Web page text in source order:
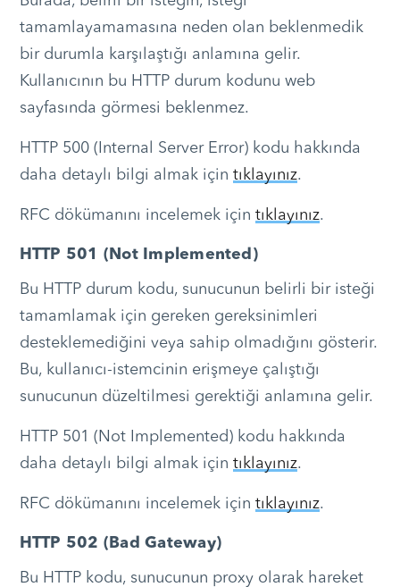
tamamlayamamasına neden olan beklenmedik
bir durumla karşılaştığı anlamına gelir.
Kullanıcının bu HTTP durum kodunu web
sayfasında görmesi beklenmez.
HTTP 500 (Internal Server Error) kodu hakkında
daha detaylı bilgi almak için tıklayınız.
RFC dökümanını incelemek için tıklayınız.
HTTP 501 (Not Implemented)
Bu HTTP durum kodu, sunucunun belirli bir isteği
tamamlamak için gereken gereksinimleri
desteklemediğini veya sahip olmadığını gösterir.
Bu, kullanıcı-istemcinin erişmeye çalıştığı
sunucunun düzeltilmesi gerektiği anlamına gelir.
HTTP 501 (Not Implemented) kodu hakkında
daha detaylı bilgi almak için tıklayınız.
RFC dökümanını incelemek için tıklayınız.
HTTP 502 (Bad Gateway)
Bu HTTP kodu, sunucunun proxy olarak hareket